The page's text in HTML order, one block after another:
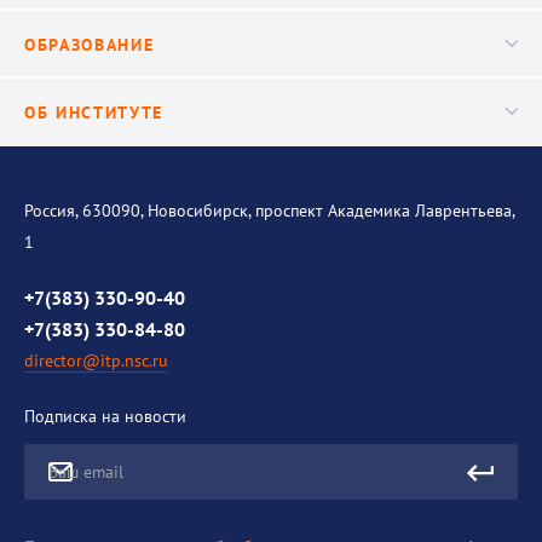
Научные подразделения
Исследования
ОБРАЗОВАНИЕ
ОБ ИНСТИТУТЕ
История института
Контакты
Противодействие коррупции
Россия, 630090, Новосибирск, проспект Академика Лаврентьева,
1
+7(383) 330-90-40
+7(383) 330-84-80
director@itp.nsc.ru
Подписка на новости
Ваш email